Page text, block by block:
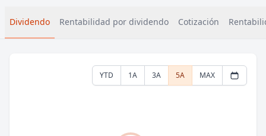
Dividendo Rentabilidad por dividendo Cotización
YTD 1A 3A 5A MAX